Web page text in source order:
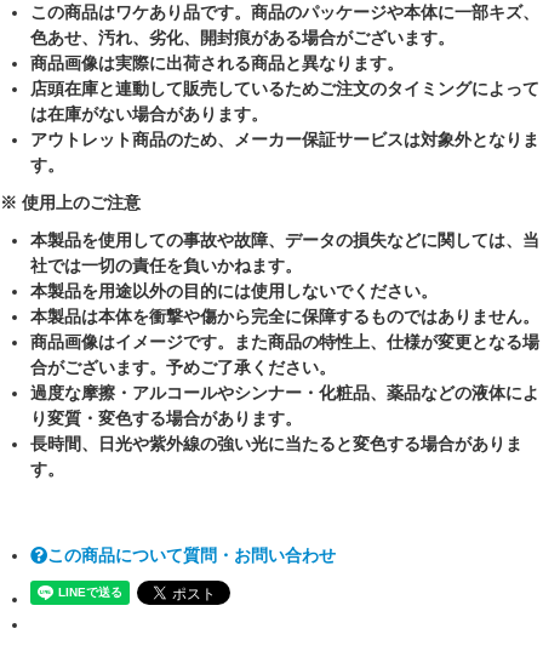
この商品はワケあり品です。商品のパッケージや本体に一部キズ、
色あせ、汚れ、劣化、開封痕がある場合がございます。
商品画像は実際に出荷される商品と異なります。
店頭在庫と連動して販売しているためご注文のタイミングによって
は在庫がない場合があります。
アウトレット商品のため、メーカー保証サービスは対象外となりま
す。
※ 使用上のご注意
本製品を使用しての事故や故障、データの損失などに関しては、当
社では一切の責任を負いかねます。
本製品を用途以外の目的には使用しないでください。
本製品は本体を衝撃や傷から完全に保障するものではありません。
商品画像はイメージです。また商品の特性上、仕様が変更となる場
合がございます。予めご了承ください。
過度な摩擦・アルコールやシンナー・化粧品、薬品などの液体によ
り変質・変色する場合があります。
長時間、日光や紫外線の強い光に当たると変色する場合がありま
す。
この商品について質問・お問い合わせ